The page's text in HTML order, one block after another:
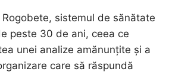
sistemul de sănătate
peste 30 de ani, ceea ce
unei analize amănunțite și a
care să răspundă